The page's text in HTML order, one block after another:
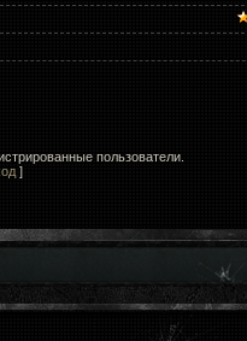
пользователи.
]